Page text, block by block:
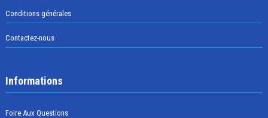
Conditions générales
Contactez-nous
Informations
Foire Aux Questions